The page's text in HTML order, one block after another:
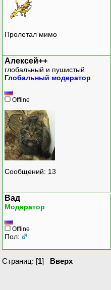
Пролетал мимо
Алексей++
глобальный и пушистый
Глобальный модератор
Offline
Сообщений: 13
Вад
Модератор
Offline
Пол:
Страниц: [1] Вверх